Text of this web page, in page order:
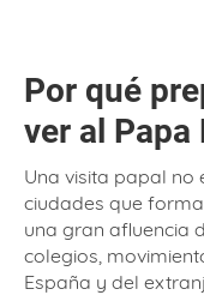
Por qué
ver al Papa
Una visita papal no
ciudades que
una gran afluencia
colegios,
España y del